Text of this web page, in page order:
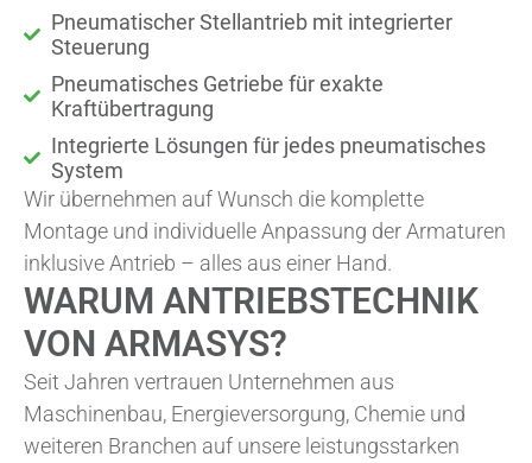
Pneumatischer Stellantrieb mit integrierter
Steuerung
Pneumatisches Getriebe für exakte
Kraftübertragung
Integrierte Lösungen für jedes pneumatisches
System
Wir übernehmen auf Wunsch die komplette
Montage und individuelle Anpassung der Armaturen
inklusive Antrieb – alles aus einer Hand.
WARUM ANTRIEBSTECHNIK
VON ARMASYS?
Seit Jahren vertrauen Unternehmen aus
Maschinenbau, Energieversorgung, Chemie und
weiteren Branchen auf unsere leistungsstarken